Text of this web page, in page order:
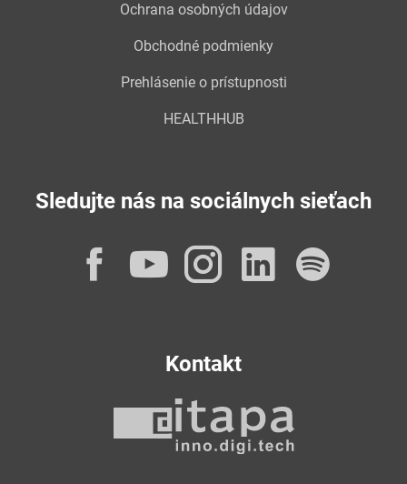
Ochrana osobných údajov
Obchodné podmienky
Prehlásenie o prístupnosti
HEALTHHUB
Sledujte nás na sociálnych sieťach
Facebook
YouTube
Instagram
Kontakt